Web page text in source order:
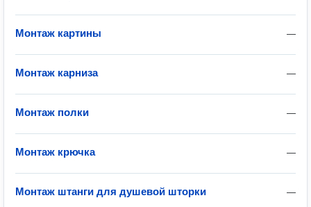
—
Монтаж картины
—
Монтаж карниза
—
Монтаж полки
—
Монтаж крючка
—
Монтаж штанги для душевой шторки